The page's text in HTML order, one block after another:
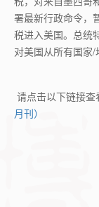
署最新行政命令，
税进入美国。总统
对美国从所有国家/
请点击以下链接查
月刊）